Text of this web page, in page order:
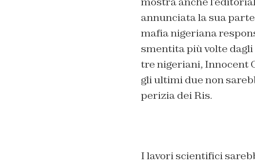
annunciata la sua
mafia nigeriana
smentita più volte
tre nigeriani, Innocent
gli ultimi due non
perizia dei Ris.
I lavori scientifici